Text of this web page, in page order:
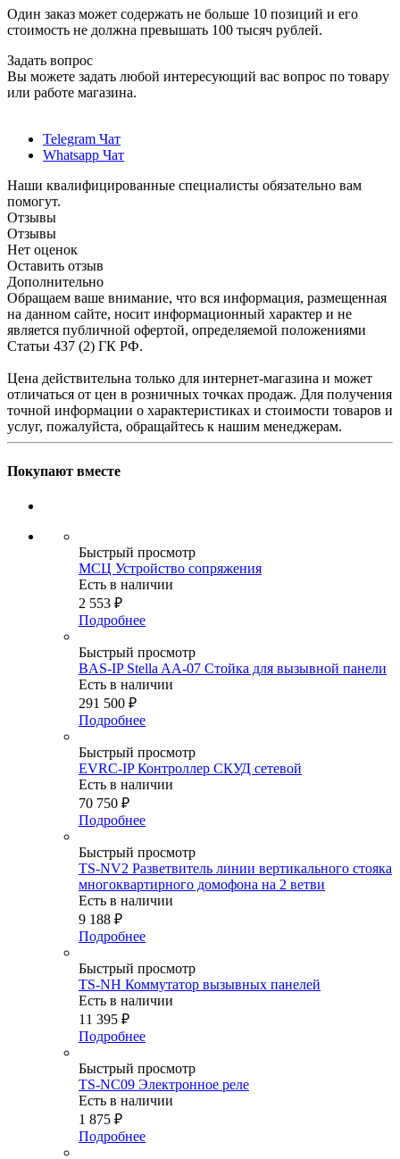
Один заказ может содержать не больше 10 позиций и его
стоимость не должна превышать 100 тысяч рублей.
Задать вопрос
Вы можете задать любой интересующий вас вопрос по товару
или работе магазина.
Telegram Чат
Whatsapp Чат
Наши квалифицированные специалисты обязательно вам
помогут.
Отзывы
Отзывы
Нет оценок
Оставить отзыв
Дополнительно
Обращаем ваше внимание, что вся информация, размещенная
на данном сайте, носит информационный характер и не
является публичной офертой, определяемой положениями
Статьи 437 (2) ГК РФ.
Цена действительна только для интернет-магазина и может
отличаться от цен в розничных точках продаж. Для получения
точной информации о характеристиках и стоимости товаров и
услуг, пожалуйста, обращайтесь к нашим менеджерам.
Покупают вместе
Быстрый просмотр
МСЦ Устройство сопряжения
Есть в наличии
2 553 ₽
Подробнее
Быстрый просмотр
BAS-IP Stella AA-07 Стойка для вызывной панели
Есть в наличии
291 500 ₽
Подробнее
Быстрый просмотр
EVRC-IP Контроллер СКУД сетевой
Есть в наличии
70 750 ₽
Подробнее
Быстрый просмотр
TS-NV2 Разветвитель линии вертикального стояка
многоквартирного домофона на 2 ветви
Есть в наличии
9 188 ₽
Подробнее
Быстрый просмотр
TS-NH Коммутатор вызывных панелей
Есть в наличии
11 395 ₽
Подробнее
Быстрый просмотр
TS-NC09 Электронное реле
Есть в наличии
1 875 ₽
Подробнее